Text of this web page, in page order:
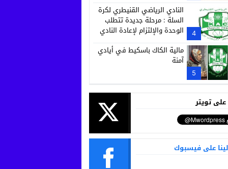
4
النادي الرياضي القنيطري لكرة
السلة : مرحلة جديدة تتطلب
الوحدة والإلتزام لإعادة النادي
5
مالية الكاك باسكيط في أيادي
آمنة
على تويتر
على فيسبوك